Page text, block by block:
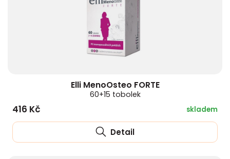
Elli MenoOsteo FORTE
60+15 tobolek
416 Kč skladem
Detail